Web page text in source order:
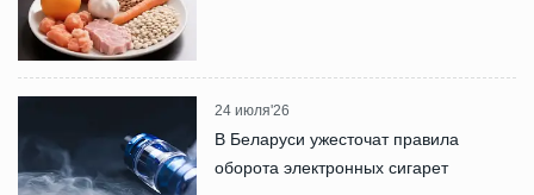
24 июля'26
В Беларуси ужесточат правила
оборота электронных сигарет